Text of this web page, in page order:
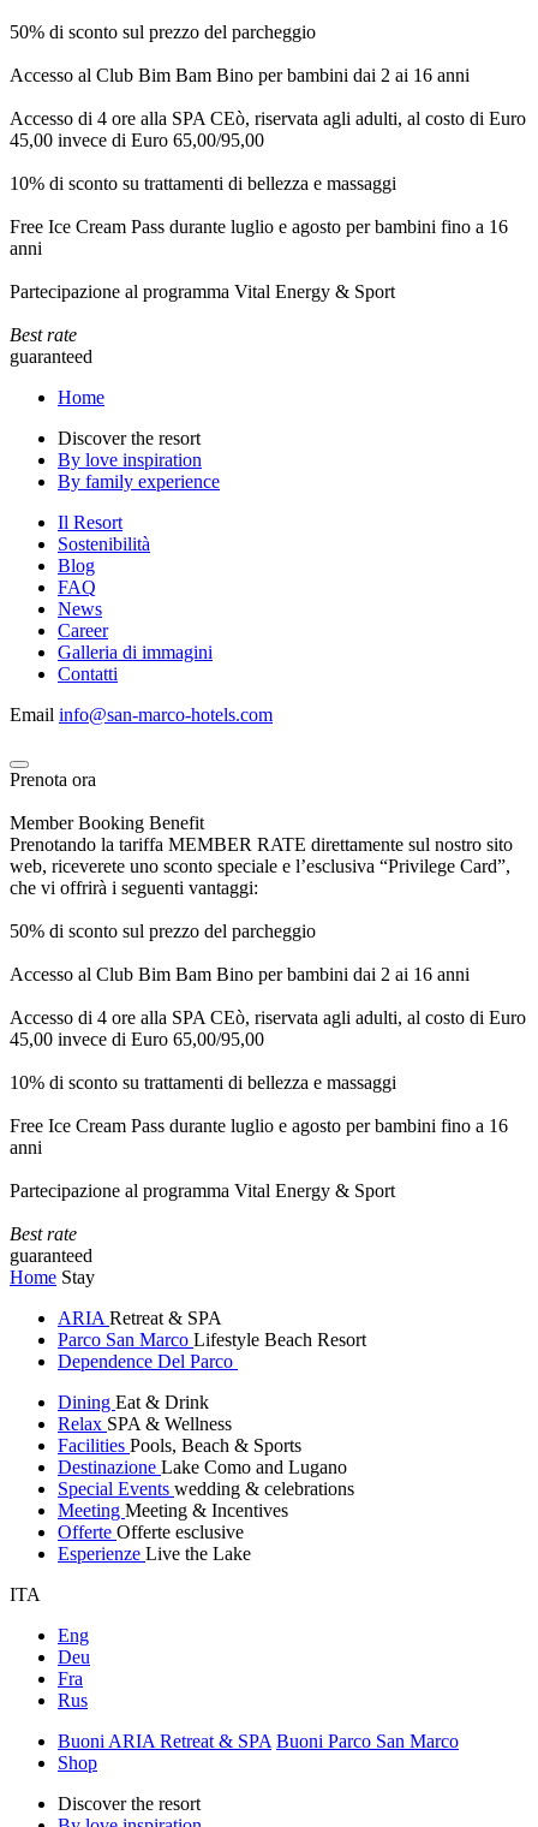
50% di sconto sul prezzo del parcheggio
Accesso al Club Bim Bam Bino per bambini dai 2 ai 16 anni
Accesso di 4 ore alla SPA CEò, riservata agli adulti, al costo di Euro
45,00 invece di Euro 65,00/95,00
10% di sconto su trattamenti di bellezza e massaggi
Free Ice Cream Pass durante luglio e agosto per bambini fino a 16
anni
Partecipazione al programma Vital Energy & Sport
Best rate
guaranteed
Home
Discover the resort
By love inspiration
By family experience
Il Resort
Sostenibilità
Blog
FAQ
News
Career
Galleria di immagini
Contatti
Email info@san-marco-hotels.com
Prenota ora
Member Booking Benefit
Prenotando la tariffa MEMBER RATE direttamente sul nostro sito
web, riceverete uno sconto speciale e l’esclusiva “Privilege Card”,
che vi offrirà i seguenti vantaggi:
50% di sconto sul prezzo del parcheggio
Accesso al Club Bim Bam Bino per bambini dai 2 ai 16 anni
Accesso di 4 ore alla SPA CEò, riservata agli adulti, al costo di Euro
45,00 invece di Euro 65,00/95,00
10% di sconto su trattamenti di bellezza e massaggi
Free Ice Cream Pass durante luglio e agosto per bambini fino a 16
anni
Partecipazione al programma Vital Energy & Sport
Best rate
guaranteed
Home Stay
ARIA Retreat & SPA
Parco San Marco Lifestyle Beach Resort
Dependence Del Parco
Dining Eat & Drink
Relax SPA & Wellness
Facilities Pools, Beach & Sports
Destinazione Lake Como and Lugano
Special Events wedding & celebrations
Meeting Meeting & Incentives
Offerte Offerte esclusive
Esperienze Live the Lake
ITA
Eng
Deu
Fra
Rus
Buoni ARIA Retreat & SPA Buoni Parco San Marco
Shop
Discover the resort